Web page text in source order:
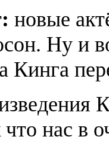
новые
Ну и
Кинга
что нас в